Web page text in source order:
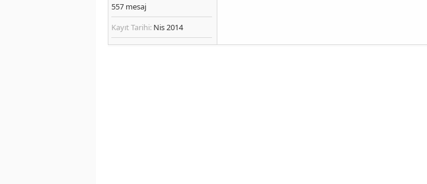
557 mesaj
Kayıt Tarihi: Nis 2014